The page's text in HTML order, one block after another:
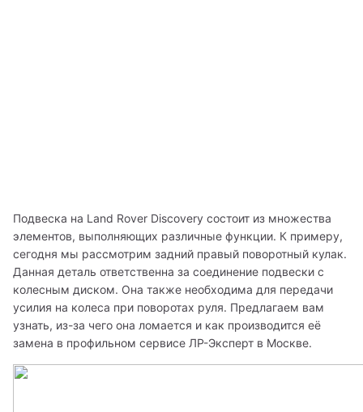
Подвеска на Land Rover Discovery состоит из множества
элементов, выполняющих различные функции. К примеру,
сегодня мы рассмотрим задний правый поворотный кулак.
Данная деталь ответственна за соединение подвески с
колесным диском. Она также необходима для передачи
усилия на колеса при поворотах руля. Предлагаем вам
узнать, из-за чего она ломается и как производится её
замена в профильном сервисе ЛР-Эксперт в Москве.